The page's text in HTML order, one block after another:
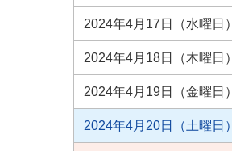
2024年4月17日（水曜日）
2024年4月18日（木曜日）
2024年4月19日（金曜日）
2024年4月20日（土曜日）